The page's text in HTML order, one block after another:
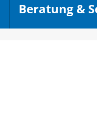
Menü öffnen
Beratung &